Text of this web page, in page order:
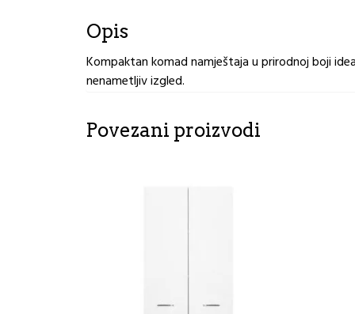
Opis
Kompaktan komad namještaja u prirodnoj boji
nenametljiv izgled.
Povezani proizvodi